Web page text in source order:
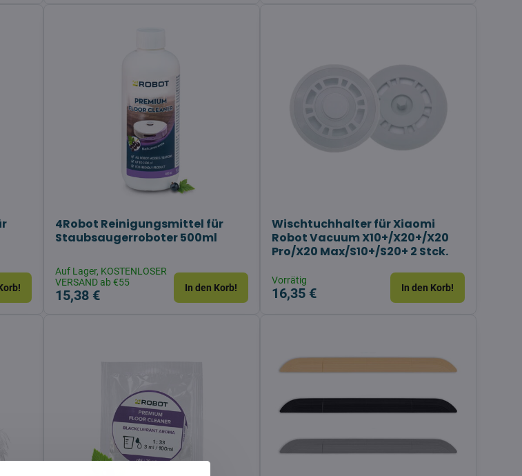
4Robot Reinigungsmittel für
Staubsaugerroboter 500ml
Auf Lager, KOSTENLOSER
VERSAND ab €55
15,38 € In den Korb!
Wischtuchhalter für Xiaomi
Robot Vacuum X10+/X20+/X20
Pro/X20 Max/S10+/S20+ 2 Stck.
Vorrätig
16,35 € In den Korb!